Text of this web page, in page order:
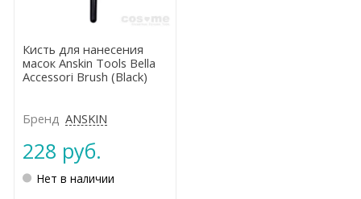
Кисть для нанесения
масок Anskin Tools Bella
Accessori Brush (Black)
Бренд ANSKIN
228 руб.
Нет в наличии